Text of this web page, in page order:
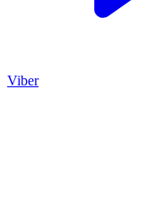
Viber